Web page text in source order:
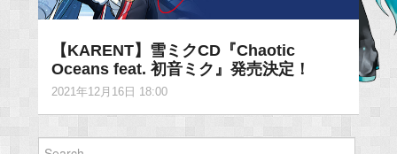
【KARENT】雪ミクCD『Chaotic
Oceans feat. 初音ミク』発売決定！
2021年12月16日 18:00